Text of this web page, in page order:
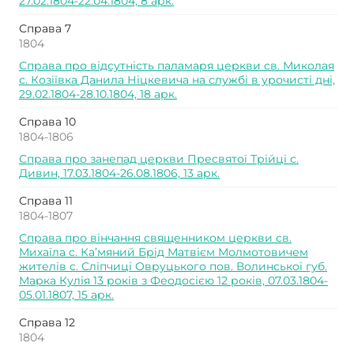
Справа 7
1804
Справа про відсутність паламаря церкви св. Миколая
с. Козіївка Данила Ніцкевича на службі в урочисті дні,
29.02.1804-28.10.1804, 18 арк.
Справа 10
1804-1806
Справа про занепад церкви Пресвятої Трійці с.
Дивин, 17.03.1804-26.08.1806, 13 арк.
Справа 11
1804-1807
Справа про вінчання священником церкви св.
Михаїла с. Ка’мяний Брід Матвієм Молмотовичем
жителів с. Сліпчиці Овруцького пов. Волинської губ.
Марка Кулія 13 років з Феодосією 12 років, 07.03.1804-
05.01.1807, 15 арк.
Справа 12
1804